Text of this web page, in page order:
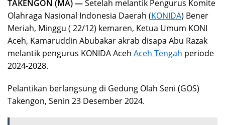
TAKENGON (MA) —Setelah melantik Pengurus Komite
Olahraga Nasional Indonesia Daerah (KONIDA) Bener
Meriah, Minggu ( 22/12) kemaren, Ketua Umum KONI
Aceh, Kamaruddin Abubakar akrab disapa Abu Razak
melantik pengurus KONIDA Aceh Aceh Tengah periode
2024-2028.
Pelantikan berlangsung di Gedung Olah Seni (GOS)
Takengon, Senin 23 Desember 2024.